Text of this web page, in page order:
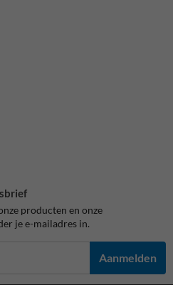
producten en onze
je e-mailadres in.
Aanmelden